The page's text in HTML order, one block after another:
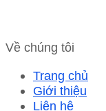
Về chúng tôi
Trang chủ
Giới thiệu
Liên hệ